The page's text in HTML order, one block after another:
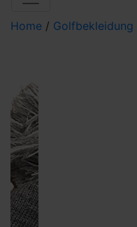
Home / Golfbekleidung